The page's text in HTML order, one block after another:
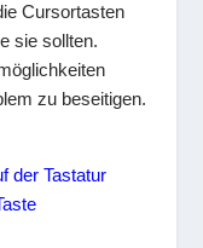
Cursortasten
sie sollten.
zu beseitigen.
der Tastatur